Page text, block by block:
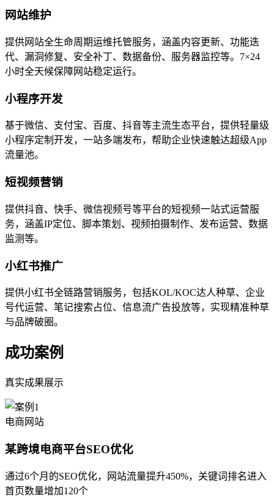
网站维护
提供网站全生命周期运维托管服务，涵盖内容更新、功能迭
代、漏洞修复、安全补丁、数据备份、服务器监控等。7×24
小时全天候保障网站稳定运行。
小程序开发
基于微信、支付宝、百度、抖音等主流生态平台，提供轻量级
小程序定制开发，一站多端发布，帮助企业快速触达超级App
流量池。
短视频营销
提供抖音、快手、微信视频号等平台的短视频一站式运营服
务，涵盖IP定位、脚本策划、视频拍摄制作、发布运营、数据
监测等。
小红书推广
提供小红书全链路营销服务，包括KOL/KOC达人种草、企业
号代运营、笔记搜索占位、信息流广告投放等，实现精准种草
与品牌破圈。
成功案例
真实成果展示
电商网站
某跨境电商平台SEO优化
通过6个月的SEO优化，网站流量提升450%，关键词排名进入
首页数量增加120个